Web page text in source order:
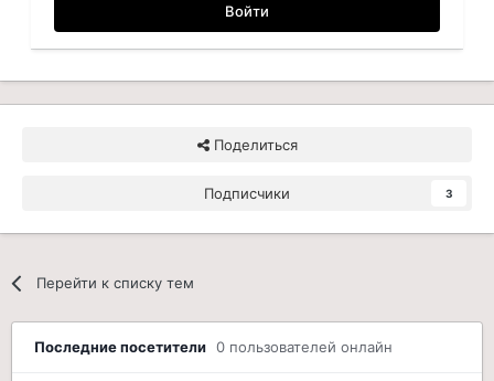
Войти
Поделиться
Подписчики 3
Перейти к списку тем
Последние посетители 0 пользователей онлайн